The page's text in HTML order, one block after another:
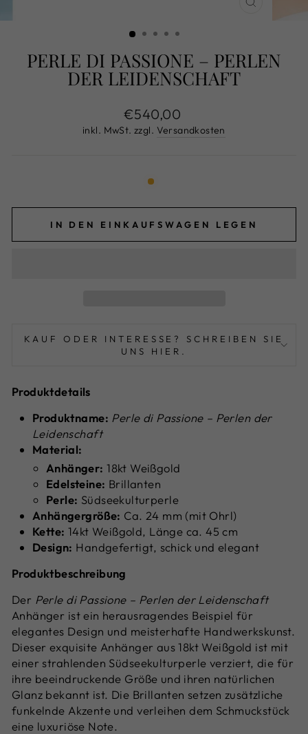
PERLE DI PASSIONE – PERLEN
DER LEIDENSCHAFT
Normaler
Preis
€540,00
inkl. MwSt. zzgl. Versandkosten
IN DEN EINKAUFSWAGEN LEGEN
KAUF ODER INTERESSE? SCHREIBEN SIE
UNS HIER.
Produktdetails
Produktname: Perle di Passione – Perlen der
Leidenschaft
Material:
Anhänger: 18kt Weißgold
Edelsteine: Brillanten
Perle: Südseekulturperle
Anhängergröße: Ca. 24 mm (mit Ohrl)
Kette: 14kt Weißgold, Länge ca. 45 cm
Design: Handgefertigt, schick und elegant
Produktbeschreibung
Der Perle di Passione – Perlen der Leidenschaft
Anhänger ist ein herausragendes Beispiel für
elegantes Design und meisterhafte Handwerkskunst.
Dieser exquisite Anhänger aus 18kt Weißgold ist mit
einer strahlenden Südseekulturperle verziert, die für
ihre beeindruckende Größe und ihren natürlichen
Glanz bekannt ist. Die Brillanten setzen zusätzliche
funkelnde Akzente und verleihen dem Schmuckstück
eine luxuriöse Note.